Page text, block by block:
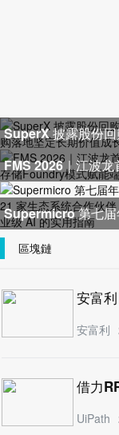
SuperX 披露股份
轮回购落地坚定长
FMS 2026｜江波
士：存储Foundry
Supermicro 第七
汇聚 21 家生态系统
區塊鏈
安富
安富利
借力
UiPath